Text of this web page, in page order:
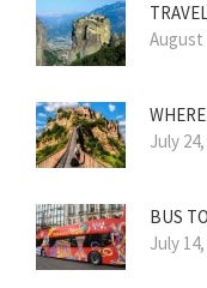
August
July
BUS
July